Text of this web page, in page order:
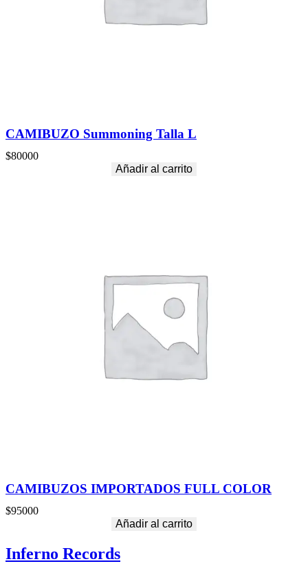
CAMIBUZO Summoning Talla L
$80000
Añadir al carrito
CAMIBUZOS IMPORTADOS FULL COLOR
$95000
Añadir al carrito
Inferno Records